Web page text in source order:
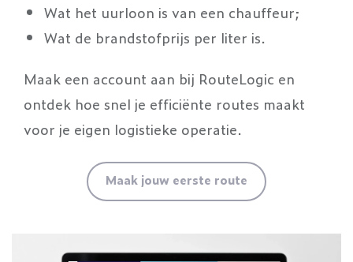
Wat het uurloon is van een chauffeur;
Wat de brandstofprijs per liter is.
Maak een account aan bij RouteLogic en
ontdek hoe snel je efficiënte routes maakt
voor je eigen logistieke operatie.
Maak jouw eerste route